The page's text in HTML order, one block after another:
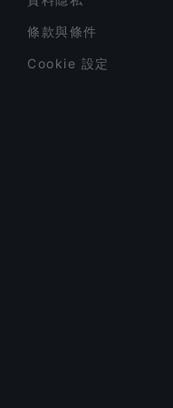
條款與條件
Cookie 設定